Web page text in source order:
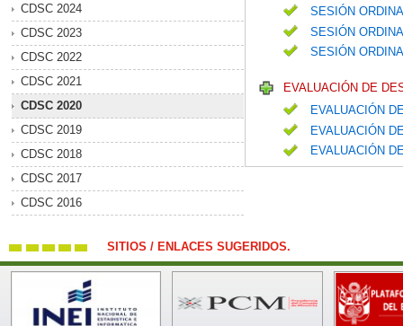
CDSC 2024
CDSC 2023
CDSC 2022
CDSC 2021
CDSC 2020
CDSC 2019
CDSC 2018
CDSC 2017
CDSC 2016
SESIÓN
SESIÓN
SESIÓN
EVALUACIÓN DE
EVALUACIÓN
EVALUACIÓN
EVALUACIÓN
SITIOS / ENLACES SUGERIDOS.